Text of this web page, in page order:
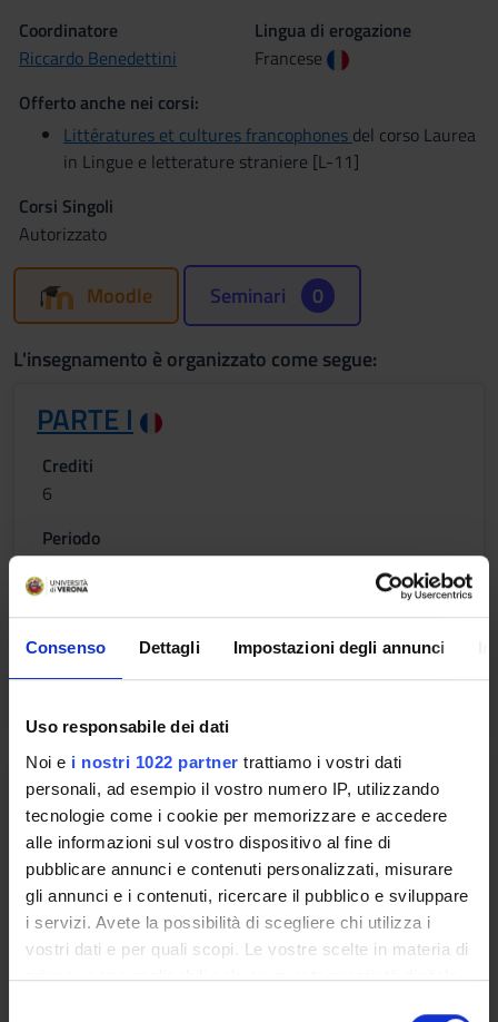
Consenso Dettagli Impostazioni degli annunci
Uso responsabile dei dati
Noi e i nostri 1022 partner trattiamo i vostri dati
personali, ad esempio il vostro numero IP, utilizzando
tecnologie come i cookie per memorizzare e accedere
alle informazioni sul vostro dispositivo al fine di
pubblicare annunci e contenuti personalizzati, misurare
gli annunci e i contenuti, ricercare il pubblico e sviluppare
i servizi. Avete la possibilità di scegliere chi utilizza i
vostri dati e per quali scopi. Le vostre scelte in materia di
privacy sono applicabili solo su questa proprietà digitale
Coordinatore
Riccardo Benedettini
Lingua di erogazione
Francese
Offerto anche nei corsi:
Littératures et cultures francophones del corso Laurea
in Lingue e letterature straniere [L-11]
Corsi Singoli
Autorizzato
Moodle Seminari 0
L'insegnamento è organizzato come segue:
PARTE I
Crediti
6
Periodo
I semestre (Area Lingue e letterature straniere)
Riccardo Benedettini
Orario Lezioni
PARTE II
Crediti
3
Periodo
I semestre (Area Lingue e letterature straniere)
Docenti